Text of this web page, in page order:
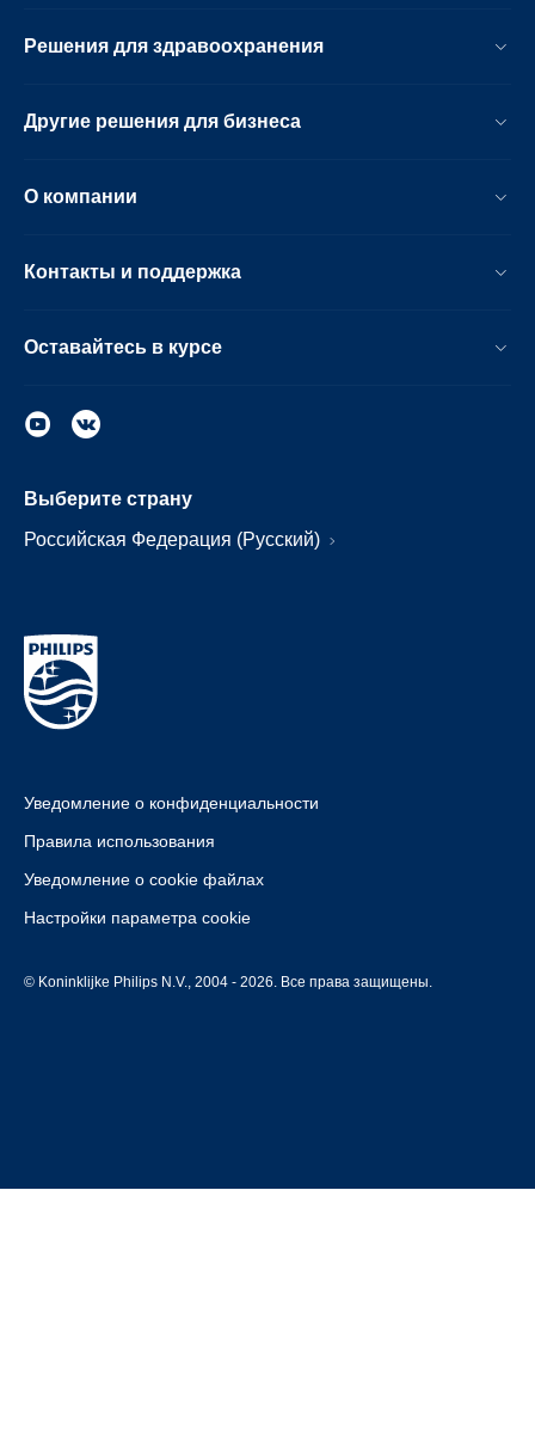
Решения для здравоохранения
Другие решения для бизнеса
О компании
Контакты и поддержка
Оставайтесь в курсе
Выберите страну
Российская Федерация (Русский)
Уведомление о конфиденциальности
Правила использования
Уведомление о cookie файлах
Настройки параметра cookie
© Koninklijke Philips N.V., 2004 - 2026. Все права защищены.